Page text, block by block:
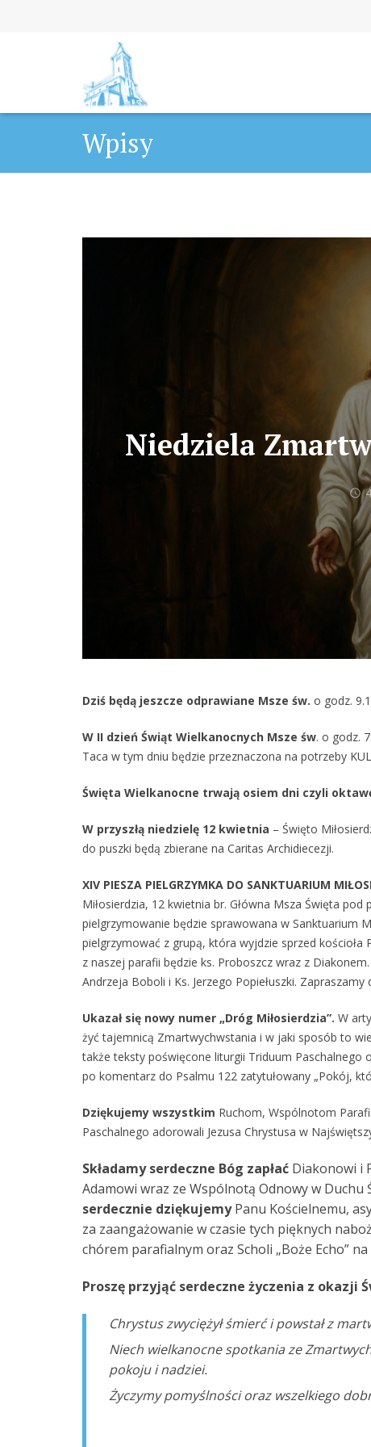
Wpisy
Niedziela
Dziś będą jeszcze odprawiane Msze św. o godz.
W II dzień Świąt Wielkanocnych Msze św. o godz.
Taca w tym dniu będzie przeznaczona na potrzeby
Święta Wielkanocne trwają osiem dni czyli
W przyszłą niedzielę 12 kwietnia – Święto
do puszki będą zbierane na Caritas Archidiecezji.
XIV PIESZA PIELGRZYMKA DO SANKTUARIUM
Miłosierdzia, 12 kwietnia br. Główna Msza Święta pod
pielgrzymowanie będzie sprawowana w Sanktuarium
pielgrzymować z grupą, która wyjdzie sprzed
z naszej parafii będzie ks. Proboszcz wraz z
Andrzeja Boboli i Ks. Jerzego Popiełuszki.
Ukazał się nowy numer „Dróg Miłosierdzia”. W
żyć tajemnicą Zmartwychwstania i w jaki sposób to
także teksty poświęcone liturgii Triduum Paschalnego
po komentarz do Psalmu 122 zatytułowany „Pokój,
Dziękujemy wszystkim Ruchom, Wspólnotom
Paschalnego adorowali Jezusa Chrystusa w
Składamy serdeczne Bóg zapłać Diakonowi i
Adamowi wraz ze Wspólnotą Odnowy w
serdecznie dziękujemyPanu Kościelnemu,
za zaangażowanie w czasie tych pięknych
chórem parafialnym oraz Scholi „Boże Echo”
Proszę przyjąć serdeczne życzenia z okazji
Chrystus zwyciężył śmierć i powstał z
Niech wielkanocne spotkania ze
pokoju i nadziei.
Życzymy pomyślności oraz wszelkiego